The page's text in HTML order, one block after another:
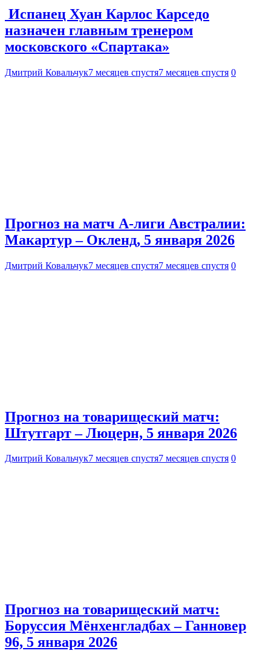
Испанец Хуан Карлос Карседо
назначен главным тренером
московского «Спартака»
Дмитрий Ковальчук7 месяцев спустя7 месяцев спустя 0
Прогноз на матч А-лиги Австралии:
Макартур – Окленд, 5 января 2026
Дмитрий Ковальчук7 месяцев спустя7 месяцев спустя 0
Прогноз на товарищеский матч:
Штутгарт – Люцерн, 5 января 2026
Дмитрий Ковальчук7 месяцев спустя7 месяцев спустя 0
Прогноз на товарищеский матч:
Боруссия Мёнхенгладбах – Ганновер
96, 5 января 2026